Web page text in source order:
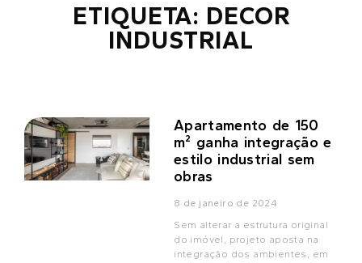
ETIQUETA: DECOR
INDUSTRIAL
Apartamento de 150
m² ganha integração e
estilo industrial sem
obras
8 de janeiro de 2024
Sem alterar a estrutura original
do imóvel, projeto aposta na
integração dos ambientes, em